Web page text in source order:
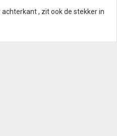
achterkant , zit ook de stekker in